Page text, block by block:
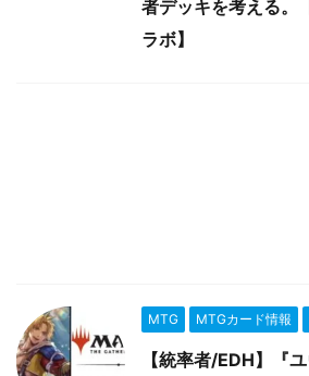
者デッキを考える。
ラボ】
MTG MTGカード情報
【統率者/EDH】『